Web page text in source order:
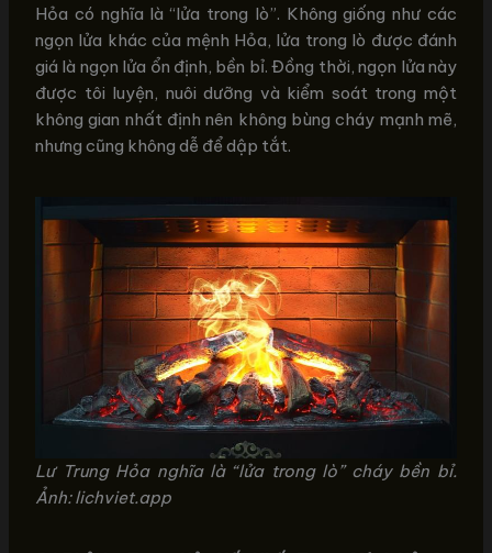
Hỏa có nghĩa là “lửa trong lò”. Không giống như các
ngọn lửa khác của mệnh Hỏa, lửa trong lò được đánh
giá là ngọn lửa ổn định, bền bỉ. Đồng thời, ngọn lửa này
được tôi luyện, nuôi dưỡng và kiểm soát trong một
không gian nhất định nên không bùng cháy mạnh mẽ,
nhưng cũng không dễ để dập tắt.
Lư Trung Hỏa nghĩa là “lửa trong lò” cháy bền bỉ.
Ảnh: lichviet.app